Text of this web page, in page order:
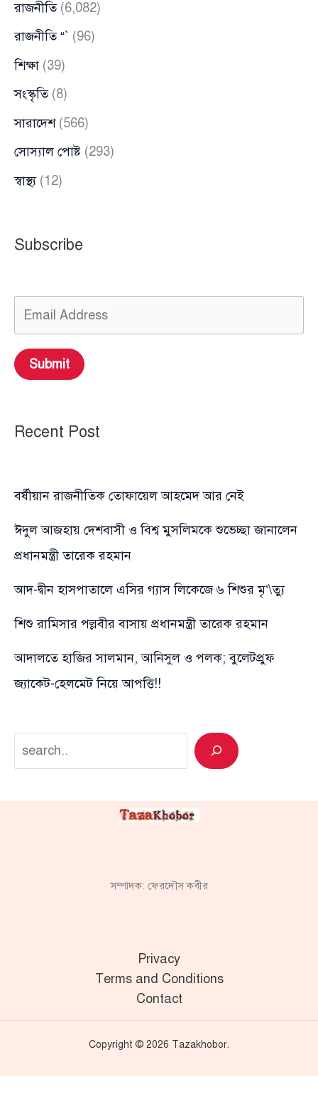
রাজনীতি(6,082)
রাজনীতি “` (96)
শিক্ষা (39)
সংস্কৃতি(8)
সারাদেশ(566)
সোস্যাল পোষ্ট (293)
স্বাস্থ্য(12)
Subscribe
Submit
Recent Post
বর্ষীয়ান রাজনীতিক তোফায়েল আহমেদ আর নেই
ঈদুল আজহায় দেশবাসী ও বিশ্ব মুসলিমকে শুভেচ্ছা জানালেন
প্রধানমন্ত্রী তারেক রহমান
আদ-দ্বীন হাসপাতালে এসির গ্যাস লিকেজে ৬ শিশুর মৃ’\ত্যু
শিশু রামিসার পল্লবীর বাসায় প্রধানমন্ত্রী তারেক রহমান
আদালতে হাজির সালমান, আনিসুল ও পলক; বুলেটপ্রুফ
জ্যাকেট-হেলমেট নিয়ে আপত্তি!!
Search
সম্পাদক: ফেরদৌস কবীর
Privacy
Terms and Conditions
Contact
Copyright © 2026 Tazakhobor.